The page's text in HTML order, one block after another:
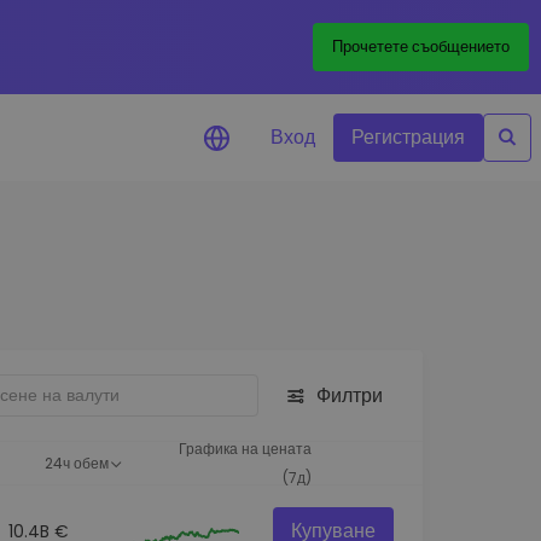
Прочетете съобщението
изпълнение
Вход Регистрация
Филтри
24ч обем
Графика на цената
(7д)
10.4B € Купуване